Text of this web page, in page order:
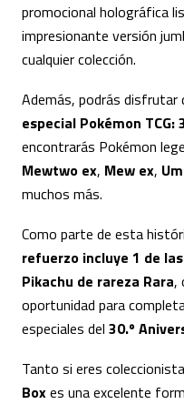
promocional holográfica
impresionante versión
cualquier colección.
Además, podrás disfrutar
especial Pokémon
encontrarás Pokémon
Mewtwo ex, Mew ex,
muchos más.
Como parte de esta
refuerzo incluye 1 de
Pikachu de rareza Rara,
oportunidad para
especiales del 30.º
Tanto si eres
Boxes una excelente